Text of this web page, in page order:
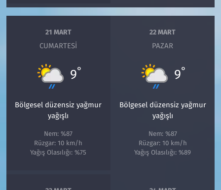
21 MART
CUMARTESI
9°
Bölgesel düzensiz yağmur
yağışlı
Nem: %87
Rüzgar: 10 km/h
Yağış Olasılığı: %75
22 MART
PAZAR
9°
Bölgesel düzensiz yağmur
yağışlı
Nem: %87
Rüzgar: 10 km/h
Yağış Olasılığı: %89